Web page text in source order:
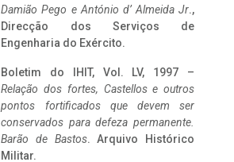
Damião Pego e António d’ Almeida Jr.,
Direcção dos Serviços de
Engenharia do Exército.
Boletim do IHIT, Vol. LV, 1997 –
Relação dos fortes, Castellos e outros
pontos fortificados que devem ser
conservados para defeza permanente.
Barão de Bastos. Arquivo Histórico
Militar.